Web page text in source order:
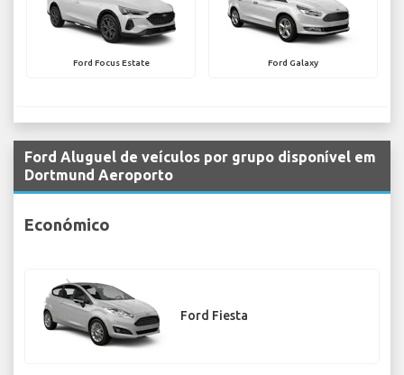
Ford Focus Estate Ford Galaxy
Ford Aluguel de veículos por grupo disponível em
Dortmund Aeroporto
Económico
Ford Fiesta